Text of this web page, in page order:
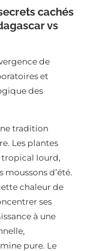
cachés
vs
de
et
des
tradition
Les plantes
tropical lourd,
d’été.
chaleur de
ses
à une
pure. Le